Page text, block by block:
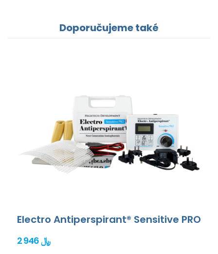
Doporučujeme také
Electro Antiperspirant® Sensitive PRO
2 946 ﷼